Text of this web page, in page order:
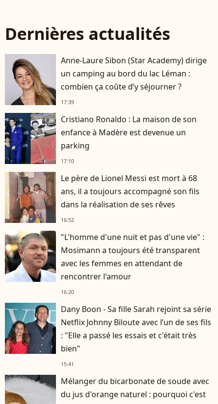
Dernières actualités
Anne-Laure Sibon (Star Academy) dirige
un camping au bord du lac Léman :
combien ça coûte d’y séjourner ?
17:39
Cristiano Ronaldo : La maison de son
enfance à Madère est devenue un
parking
17:10
Le père de Lionel Messi est mort à 68
ans, il a toujours accompagné son fils
dans la réalisation de ses rêves
16:52
"L'homme d'une nuit et pas d'une vie" :
Mosimann a toujours été transparent
avec les femmes en attendant de
rencontrer l'amour
16:20
Dany Boon - Sa fille Sarah rejoint sa série
Netflix Johnny Biloute avec l’un de ses fils
: "Elle a passé les essais et c'était très
bien"
15:41
Mélanger du bicarbonate de soude avec
du jus d'orange naturel : pourquoi c'est